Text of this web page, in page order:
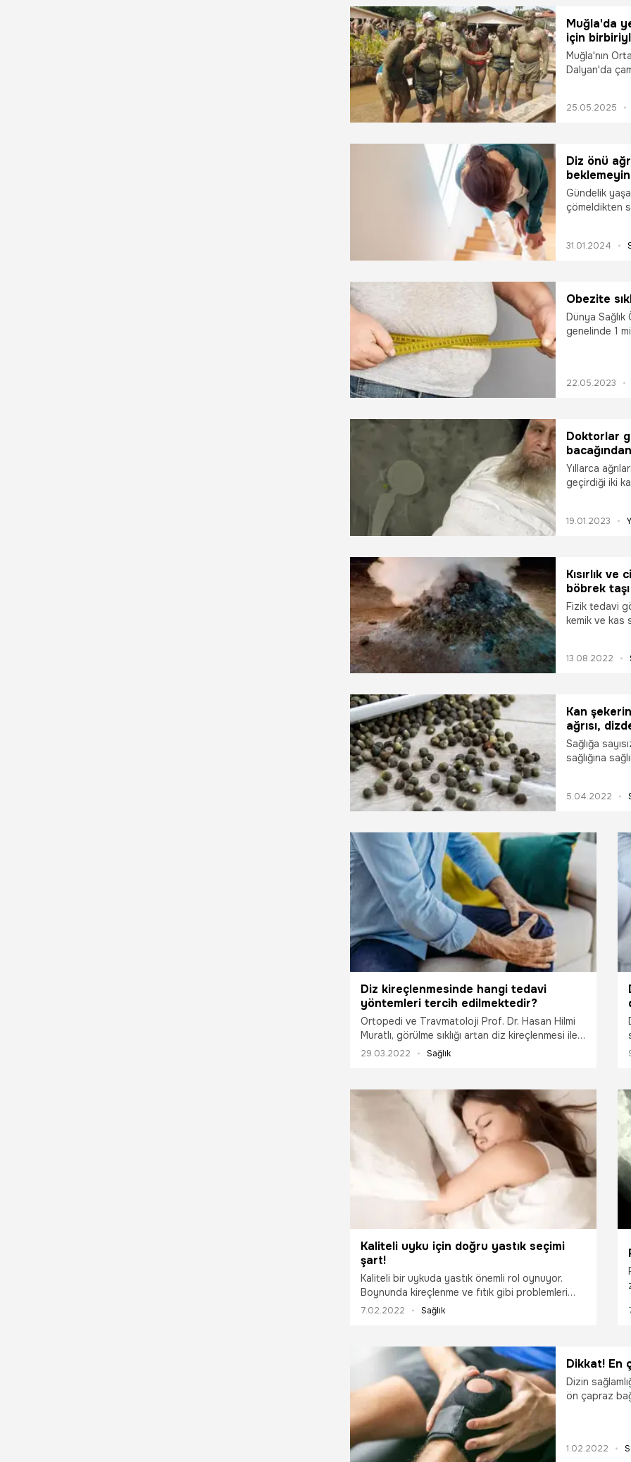
Muğla'da
için
Muğla'nın
Dalyan'da
25.05.2025
Diz önü
beklemeyin
Gündelik
çömeldikten
başvurmak
yaşanırsa
Prof. Dr.
kullanılan diz
31.01.2024
Obezite
Dünya
genelinde 1
yapıyor.
22.05.2023
Doktorlar
Yıllarca
geçirdiği iki
kısmı
farkında
şükür,
doktorlarıma
19.01.2023
Kısırlık
böbrek
içenler...
Fizik tedavi
kemik ve kas
sağlıyor,
vücuttan
iltihaplı
kadın
sağlıyor. İşte
faydaları...
13.08.2022
Kan
ağrısı,
Sağlığa
sağlığına
eklemesi
zamanda
hastalıklara
çaresi olan
5.04.2022
Diz kireçlenmesinde hangi tedavi
yöntemleri tercih edilmektedir?
Ortopedi ve Travmatoloji Prof. Dr. Hasan Hilmi
Muratlı, görülme sıklığı artan diz kireçlenmesi ile
ilgili tedavi yöntemlerini ve diğer merak edilenleri
29.03.2022 Sağlık
Kaliteli uyku için doğru yastık seçimi
şart!
Kaliteli bir uykuda yastık önemli rol oynuyor.
Boynunda kireçlenme ve fıtık gibi problemleri
olanlarda yastık seçiminin daha çok önem
üzerindeki yükü alması gerektiğini ifade ediyor.
Uzmanlar, kaliteli uyku için boyun çukurunu
dolduracak ve boşlukta bırakmayacak kadar
yüksek olan orta sertlikte yastıkların
kullanılmasını tavsiye ediyor.
7.02.2022 Sağlık
Dikkat! En
Dizin
ön çapraz
Uzmanlar,
1.02.2022